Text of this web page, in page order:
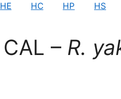
HE HC HP HS
CAL – R.